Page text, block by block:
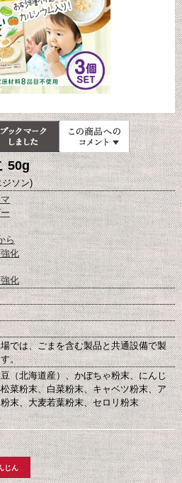
50g
ソン)
ら
化
化
では、ごまを含む製品と共通設備で製
。
（北海道産）、かぼちゃ粉末、にんじ
菜粉末、白菜粉末、キャベツ粉末、ア
末、大麦若葉粉末、セロリ粉末
じん